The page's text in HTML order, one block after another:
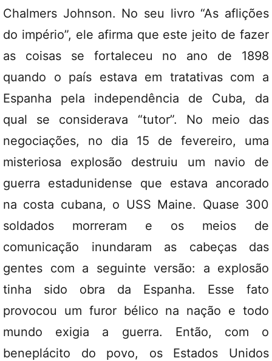
Chalmers Johnson. No seu livro “As aflições
do império”, ele afirma que este jeito de fazer
as coisas se fortaleceu no ano de 1898
quando o país estava em tratativas com a
Espanha pela independência de Cuba, da
qual se considerava “tutor”. No meio das
negociações, no dia 15 de fevereiro, uma
misteriosa explosão destruiu um navio de
guerra estadunidense que estava ancorado
na costa cubana, o USS Maine. Quase 300
soldados morreram e os meios de
comunicação inundaram as cabeças das
gentes com a seguinte versão: a explosão
tinha sido obra da Espanha. Esse fato
provocou um furor bélico na nação e todo
mundo exigia a guerra. Então, com o
beneplácito do povo, os Estados Unidos